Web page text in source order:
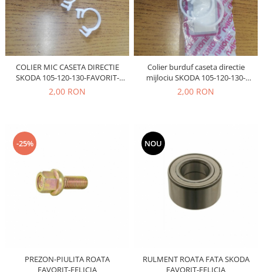
Franare
Suspensie
Dacia
Duster
Logan
Electrice
Filtre
Directie
Electrice
TRW
Piese alternator-electromotor
Arc Carbune
Bendix
Bobine cuplare
Carbune alternatoare-
Rulmenti
Releuri
SIGURANTE SEEGER
Solutii AdBlue
COLIER MIC CASETA DIRECTIE
SKODA 105-120-130-FAVORIT-
FELICIA
2,00 RON
Colier burduf caseta directie
mijlociu SKODA 105-120-130-
FAVORIT-FELICIA 32MM
2,00 RON
-25%
PREZON-PIULITA ROATA
FAVORIT-FELICIA
NOU
RULMENT ROATA FATA SKODA
FAVORIT-FELICIA